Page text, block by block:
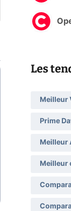
Les
Meilleur
Prime
Meilleur
Meilleur